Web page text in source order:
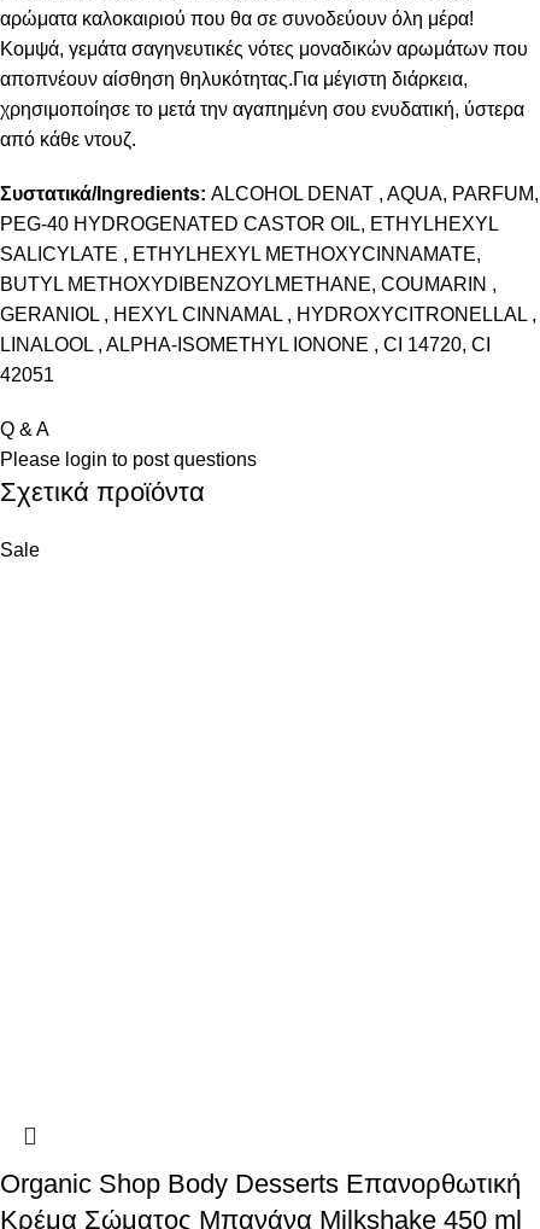
αρώματα καλοκαιριού που θα σε συνοδεύουν όλη μέρα!
Κομψά, γεμάτα σαγηνευτικές νότες μοναδικών αρωμάτων που
αποπνέουν αίσθηση θηλυκότητας.Για μέγιστη διάρκεια,
χρησιμοποίησε το μετά την αγαπημένη σου ενυδατική, ύστερα
από κάθε ντουζ.
Συστατικά/Ingredients: ALCOHOL DENAT , AQUA, PARFUM,
PEG-40 HYDROGENATED CASTOR OIL, ETHYLHEXYL
SALICYLATE , ETHYLHEXYL METHOXYCINNAMATE,
BUTYL METHOXYDIBENZOYLMETHANE, COUMARIN ,
GERANIOL , HEXYL CINNAMAL , HYDROXYCITRONELLAL ,
LINALOOL , ALPHA-ISOMETHYL IONONE , CI 14720, CI
42051
Q & A
Please login to post questions
Σχετικά προϊόντα
Sale
Organic Shop Body Desserts Επανορθωτική
Κρέμα Σώματος Μπανάνα Milkshake 450 ml